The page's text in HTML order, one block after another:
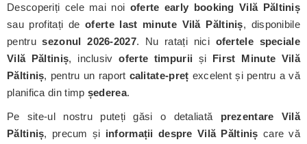
Descoperiți cele mai noi oferte early booking Vilă Păltiniș
sau profitați de oferte last minute Vilă Păltiniș, disponibile
pentrusezonul 2026-2027. Nu ratați nici ofertele speciale
Vilă Păltiniș, inclusivoferte timpurii și First Minute Vilă
Păltiniș, pentru un raport calitate-preț excelent și pentru a vă
planifica din timp șederea.
Pe site-ul nostru puteți găsi o detaliată prezentare Vilă
Păltiniș, precum și informații despre Vilă Păltiniș care vă